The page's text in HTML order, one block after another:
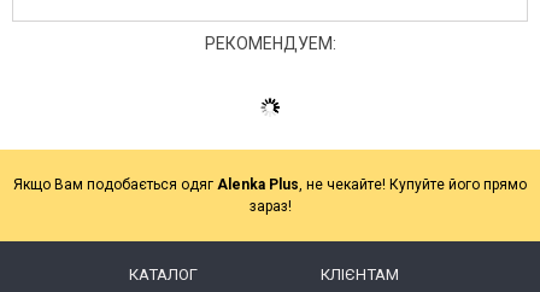
РЕКОМЕНДУЕМ:
Якщо Вам подобається одяг Alenka Plus , не чекайте! Купуйте його прямо
зараз!
КАТАЛОГ КЛІЄНТАМ